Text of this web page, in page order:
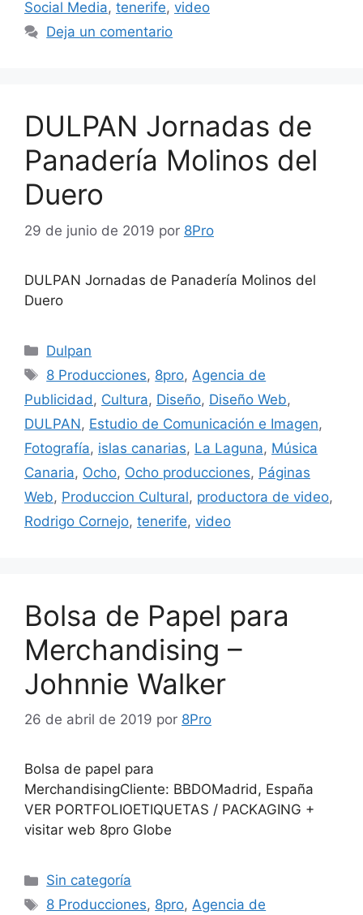
Social Media, tenerife, video
Deja un comentario
DULPAN Jornadas de
Panadería Molinos del
Duero
29 de junio de 2019 por 8Pro
DULPAN Jornadas de Panadería Molinos del
Duero
Dulpan
8 Producciones, 8pro, Agencia de
Publicidad , Cultura, Diseño, Diseño Web,
DULPAN, Estudio de Comunicación e Imagen,
Fotografía, islas canarias, La Laguna, Música
Canaria, Ocho, Ocho producciones, Páginas
Web, Produccion Cultural, productora de video,
Rodrigo Cornejo, tenerife, video
Bolsa de Papel para
Merchandising –
Johnnie Walker
26 de abril de 2019 por 8Pro
Bolsa de papel para
MerchandisingCliente: BBDOMadrid, España
VER PORTFOLIOETIQUETAS / PACKAGING +
visitar web 8pro Globe
Sin categoría
8 Producciones, 8pro,Agencia de